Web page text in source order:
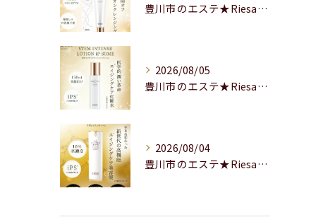
豊川市のエステ★Riesaの商品紹介★
2026/08/05
豊川市のエステ★Riesaの商品のご紹介★
2026/08/04
豊川市のエステ★Riesaの商品のご紹介